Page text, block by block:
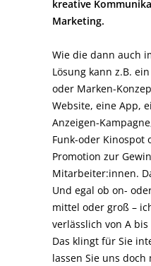
kreative
Marketing.
Wie die dann auch
Lösung kann z.B.
oder Marken-
Website, eine App,
Anzeigen-
Funk-oder Kinospot
Promotion zur
Mitarbeiter:innen.
Und egal ob on-
mittel oder groß –
verlässlich von A bis
Das klingt für Sie
lassen Sie uns